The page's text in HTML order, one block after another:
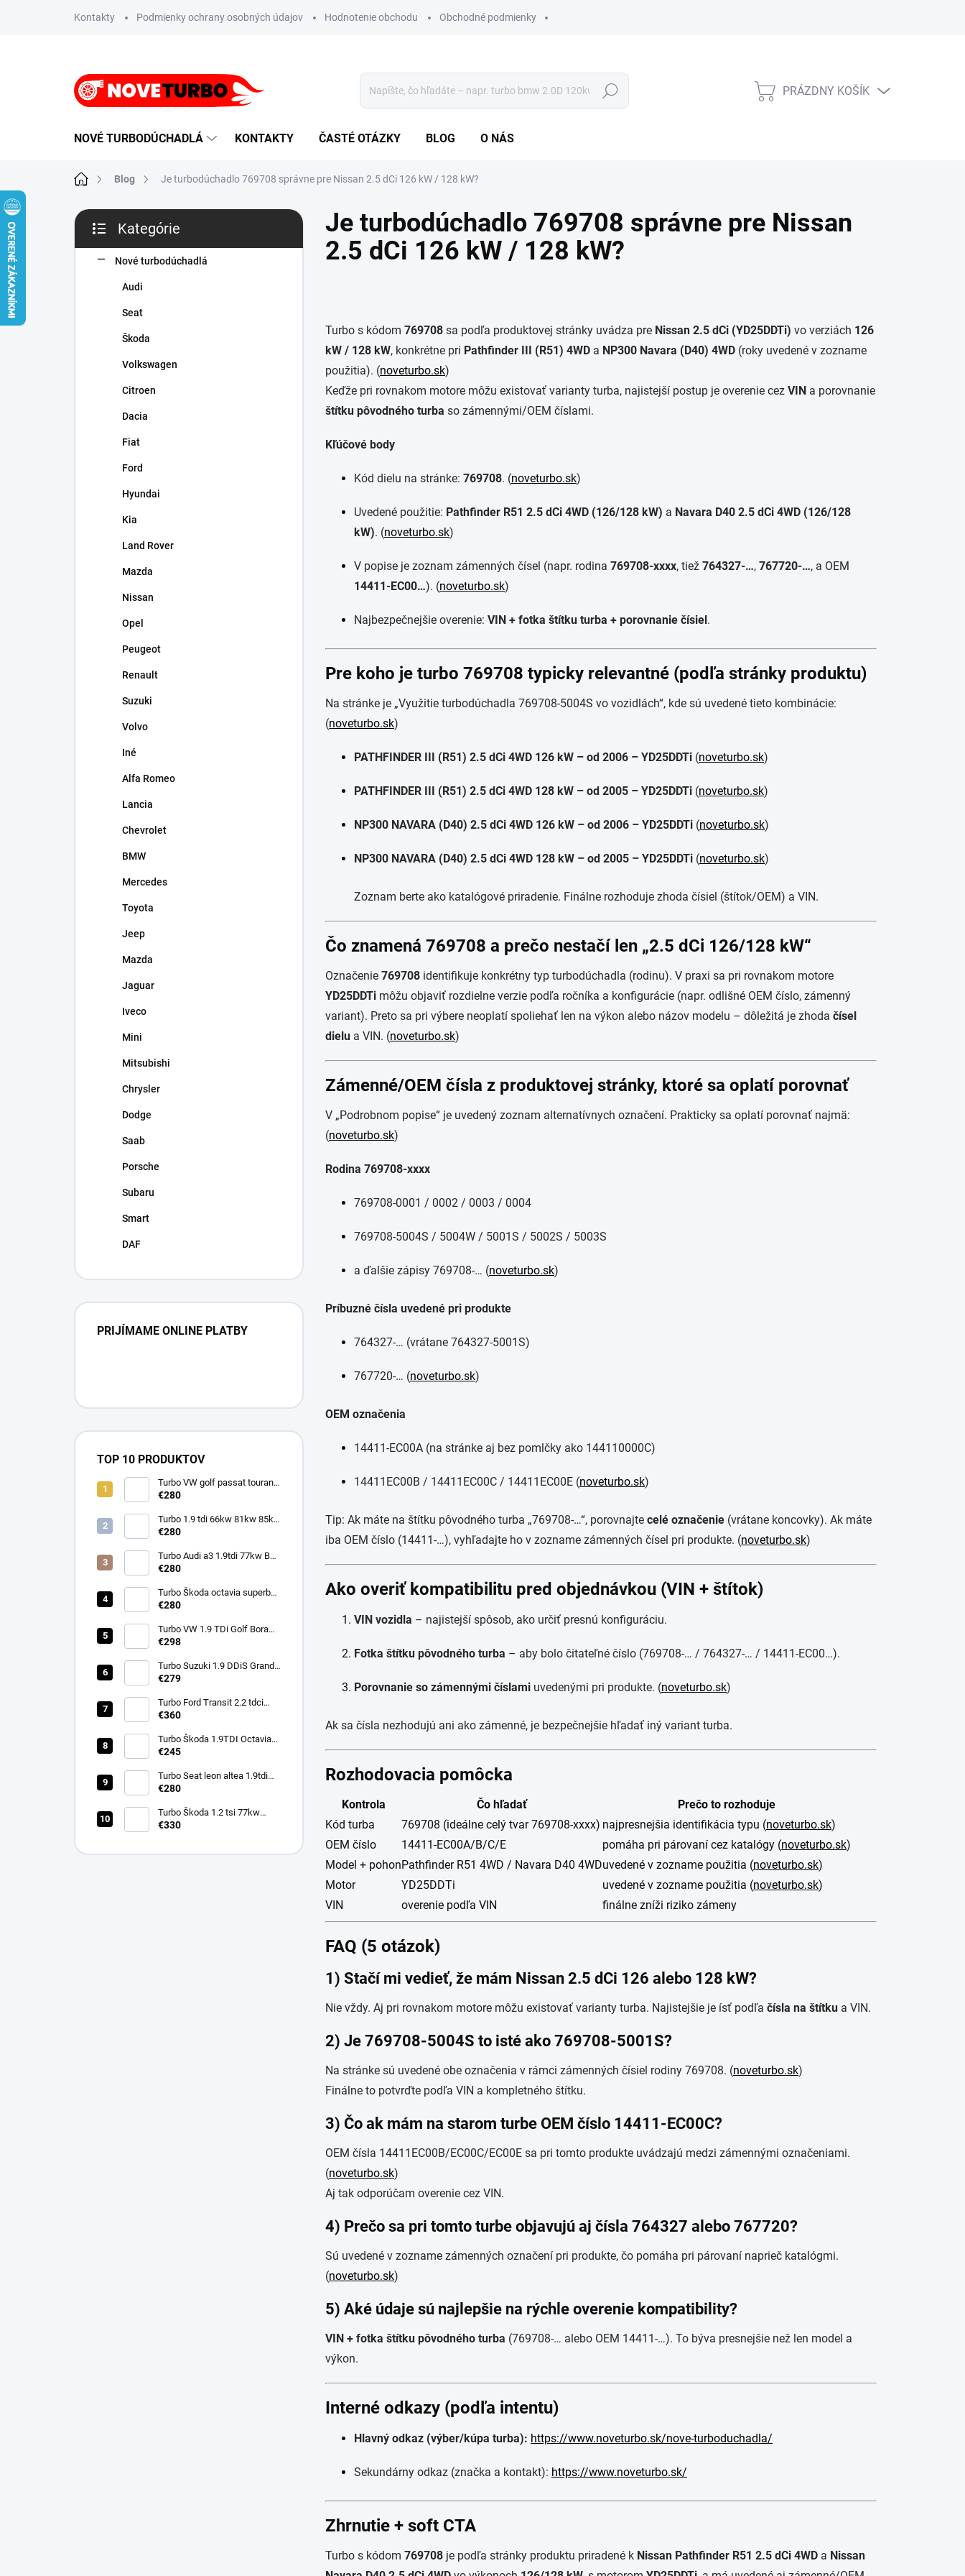
Kontakty Podmienky ochrany osobných údajov Hodnotenie obchodu Obchodné podmienky
Hľadať
NÁKUPNÝ
PRÁZDNY KOŠÍK
NOVÉ TURBODÚCHADLÁ KONTAKTY ČASTÉ OTÁZKY BLOG O NÁS
DomovBlog Je turbodúchadlo 769708 správne pre Nissan 2.5 dCi 126 kW / 128 kW?
B
č
kategórie
Kategórie
Nové turbodúchadlá
Audi
Seat
Škoda
Volkswagen
Citroen
Dacia
Fiat
Ford
Hyundai
Kia
Land Rover
Mazda
Nissan
Opel
Peugeot
Renault
Suzuki
Volvo
Iné
Alfa Romeo
Lancia
Chevrolet
BMW
Mercedes
Toyota
Jeep
Mazda
Jaguar
Iveco
Mini
Mitsubishi
Chrysler
Dodge
Saab
Porsche
Subaru
Smart
DAF
PRIJÍMAME ONLINE PLATBY
TOP 10 PRODUKTOV
Turbo VW golf passat touran
1.9tdi 77kw BXE BKC BJB
€280
Turbo 1.9 tdi 66kw 81kw 85kw
Škoda Octavia 713673
€280
Turbo Audi a3 1.9tdi 77kw BXE
BKC BJB 751851
€280
Turbo Škoda octavia superb
1.9tdi 77kw BXE BKC BJB
€280
Turbo VW 1.9 TDi Golf Bora
110kw ARL 721021
€298
Turbo Suzuki 1.9 DDiS Grand
€279
Turbo Ford Transit 2.2 tdci
92kw 74kw 114kw 786880
€360
Turbo Škoda 1.9TDI Octavia
66kw AGR ALH 454159
€245
Turbo Seat leon altea 1.9tdi
77kw BXE BKC BJB 751851
€280
Turbo Škoda 1.2 tsi 77kw
63kw 66kw CBZA CBZB
€330
Je turbodúchadlo 769708 správne pre Nissan
2.5 dCi 126 kW / 128 kW?
Turbo s kódom 769708 sa podľa produktovej stránky uvádza pre Nissan 2.5 dCi (YD25DDTi) vo verziách 126
kW / 128 kW, konkrétne pri Pathfinder III (R51) 4WD a NP300 Navara (D40) 4WD (roky uvedené v zozname
použitia). (noveturbo.sk)
Keďže pri rovnakom motore môžu existovať varianty turba, najistejší postup je overenie cez VIN a porovnanie
štítku pôvodného turba so zámennými/OEM číslami.
Kľúčové body
Kód dielu na stránke: 769708. (noveturbo.sk)
Uvedené použitie: Pathfinder R51 2.5 dCi 4WD (126/128 kW) a Navara D40 2.5 dCi 4WD (126/128
kW). (noveturbo.sk)
V popise je zoznam zámenných čísel (napr. rodina 769708-xxxx, tiež 764327-…, 767720-…, a OEM
14411-EC00…). (noveturbo.sk)
Najbezpečnejšie overenie: VIN + fotka štítku turba + porovnanie čísiel.
Pre koho je turbo 769708 typicky relevantné (podľa stránky produktu)
Na stránke je „Využitie turbodúchadla 769708-5004S vo vozidlách“, kde sú uvedené tieto kombinácie:
(noveturbo.sk)
PATHFINDER III (R51) 2.5 dCi 4WD 126 kW – od 2006 – YD25DDTi (noveturbo.sk)
PATHFINDER III (R51) 2.5 dCi 4WD 128 kW – od 2005 – YD25DDTi (noveturbo.sk)
NP300 NAVARA (D40) 2.5 dCi 4WD 126 kW – od 2006 – YD25DDTi (noveturbo.sk)
NP300 NAVARA (D40) 2.5 dCi 4WD 128 kW – od 2005 – YD25DDTi (noveturbo.sk)
Zoznam berte ako katalógové priradenie. Finálne rozhoduje zhoda čísiel (štítok/OEM) a VIN.
Čo znamená 769708 a prečo nestačí len „2.5 dCi 126/128 kW“
Označenie 769708 identifikuje konkrétny typ turbodúchadla (rodinu). V praxi sa pri rovnakom motore
YD25DDTi môžu objaviť rozdielne verzie podľa ročníka a konfigurácie (napr. odlišné OEM číslo, zámenný
variant). Preto sa pri výbere neoplatí spoliehať len na výkon alebo názov modelu – dôležitá je zhoda čísel
dielu a VIN. (noveturbo.sk)
Zámenné/OEM čísla z produktovej stránky, ktoré sa oplatí porovnať
V „Podrobnom popise“ je uvedený zoznam alternatívnych označení. Prakticky sa oplatí porovnať najmä:
(noveturbo.sk)
Rodina 769708-xxxx
769708-0001 / 0002 / 0003 / 0004
769708-5004S / 5004W / 5001S / 5002S / 5003S
a ďalšie zápisy 769708-… (noveturbo.sk)
Príbuzné čísla uvedené pri produkte
764327-… (vrátane 764327-5001S)
767720-… (noveturbo.sk)
OEM označenia
14411-EC00A (na stránke aj bez pomlčky ako 144110000C)
14411EC00B / 14411EC00C / 14411EC00E (noveturbo.sk)
Tip: Ak máte na štítku pôvodného turba „769708-…“, porovnajte celé označenie (vrátane koncovky). Ak máte
iba OEM číslo (14411-…), vyhľadajte ho v zozname zámenných čísel pri produkte. (noveturbo.sk)
Ako overiť kompatibilitu pred objednávkou (VIN + štítok)
VIN vozidla – najistejší spôsob, ako určiť presnú konfiguráciu.
Fotka štítku pôvodného turba – aby bolo čitateľné číslo (769708-… / 764327-… / 14411-EC00…).
Porovnanie so zámennými číslami uvedenými pri produkte. (noveturbo.sk)
Ak sa čísla nezhodujú ani ako zámenné, je bezpečnejšie hľadať iný variant turba.
Rozhodovacia pomôcka
Kontrola Čo hľadať
Prečo to rozhoduje
Kód turba
769708 (ideálne celý tvar 769708-xxxx) najpresnejšia identifikácia typu (noveturbo.sk)
OEM číslo
14411-EC00A/B/C/E pomáha pri párovaní cez katalógy (noveturbo.sk)
Model + pohonPathfinder R51 4WD / Navara D40 4WDuvedené v zozname použitia (noveturbo.sk)
Motor
YD25DDTi uvedené v zozname použitia (noveturbo.sk)
VIN
overenie podľa VIN finálne zníži riziko zámeny
FAQ (5 otázok)
1) Stačí mi vedieť, že mám Nissan 2.5 dCi 126 alebo 128 kW?
Nie vždy. Aj pri rovnakom motore môžu existovať varianty turba. Najistejšie je ísť podľa čísla na štítku a VIN.
2) Je 769708-5004S to isté ako 769708-5001S?
Na stránke sú uvedené obe označenia v rámci zámenných čísiel rodiny 769708. (noveturbo.sk)
Finálne to potvrďte podľa VIN a kompletného štítku.
3) Čo ak mám na starom turbe OEM číslo 14411-EC00C?
OEM čísla 14411EC00B/EC00C/EC00E sa pri tomto produkte uvádzajú medzi zámennými označeniami.
(noveturbo.sk)
Aj tak odporúčam overenie cez VIN.
4) Prečo sa pri tomto turbe objavujú aj čísla 764327 alebo 767720?
Sú uvedené v zozname zámenných označení pri produkte, čo pomáha pri párovaní naprieč katalógmi.
(noveturbo.sk)
5) Aké údaje sú najlepšie na rýchle overenie kompatibility?
VIN + fotka štítku pôvodného turba (769708-… alebo OEM 14411-…). To býva presnejšie než len model a
výkon.
Interné odkazy (podľa intentu)
Hlavný odkaz (výber/kúpa turba): https://www.noveturbo.sk/nove-turboduchadla/
Sekundárny odkaz (značka a kontakt): https://www.noveturbo.sk/
Zhrnutie + soft CTA
Turbo s kódom 769708 je podľa stránky produktu priradené k Nissan Pathfinder R51 2.5 dCi 4WD a Nissan